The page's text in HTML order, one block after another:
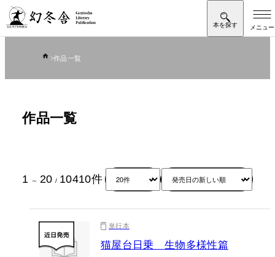
作品一覧
作品一覧
1 ～ 20 / 10410件
単行本
猫屋台日乗 生物多様性篇